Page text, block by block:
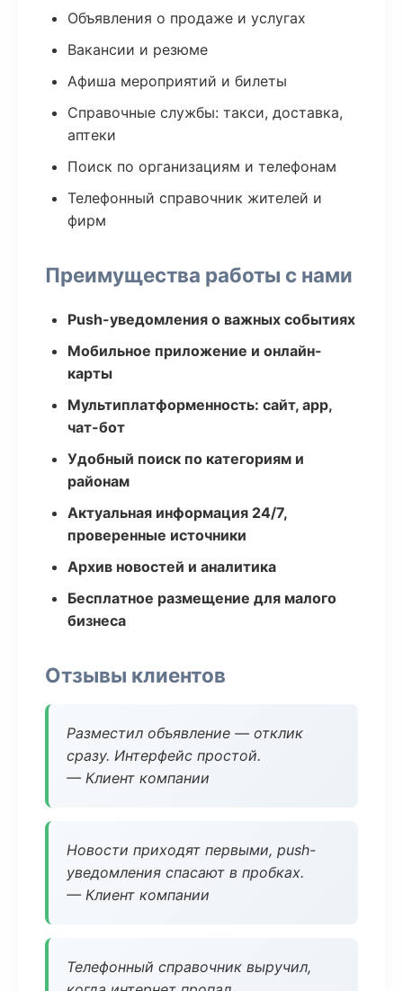
Объявления о продаже и услугах
Вакансии и резюме
Афиша мероприятий и билеты
Справочные службы: такси, доставка,
аптеки
Поиск по организациям и телефонам
Телефонный справочник жителей и
фирм
Преимущества работы с нами
Push-уведомления о важных событиях
Мобильное приложение и онлайн-
карты
Мультиплатформенность: сайт, app,
чат-бот
Удобный поиск по категориям и
районам
Актуальная информация 24/7,
проверенные источники
Архив новостей и аналитика
Бесплатное размещение для малого
бизнеса
Отзывы клиентов
Разместил объявление — отклик
сразу. Интерфейс простой.
— Клиент компании
Новости приходят первыми, push-
уведомления спасают в пробках.
— Клиент компании
Телефонный справочник выручил,